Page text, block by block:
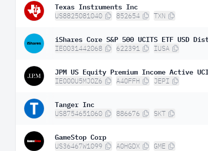
Texas Instruments Inc
US8825081040 852654 TXN
iShares Core S&P 500 UCITS ETF USD
IE0031442068 622391 IUSA
JPM US Equity Premium Income Active
IE000U5MJOZ6 A40FFH JEPI
Tanger Inc
US8754651060 886676 SKT
GameStop Corp
US36467W1099 A0HGDX GME